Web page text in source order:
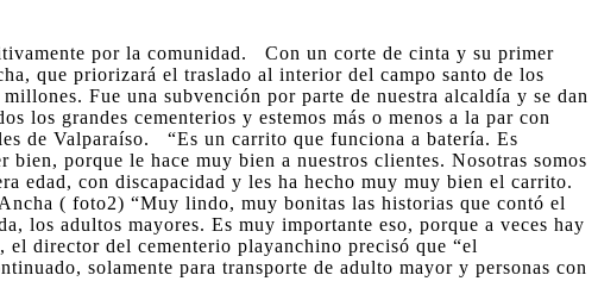
por la comunidad. Con un corte de cinta y su primer
que priorizará el traslado al interior del campo santo de los
Fue una subvención por parte de nuestra alcaldía y se dan
los grandes cementerios y estemos más o menos a la par con
de Valparaíso. “Es un carrito que funciona a batería. Es
porque le hace muy bien a nuestros clientes. Nosotras somos
edad, con discapacidad y les ha hecho muy muy bien el carrito.
( foto2) “Muy lindo, muy bonitas las historias que contó el
los adultos mayores. Es muy importante eso, porque a veces hay
director del cementerio playanchino precisó que “el
solamente para transporte de adulto mayor y personas con